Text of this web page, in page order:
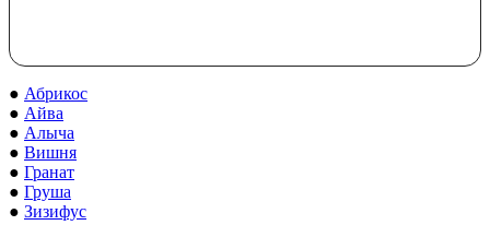
● Абрикос
● Айва
● Алыча
● Вишня
● Гранат
● Груша
● Зизифус